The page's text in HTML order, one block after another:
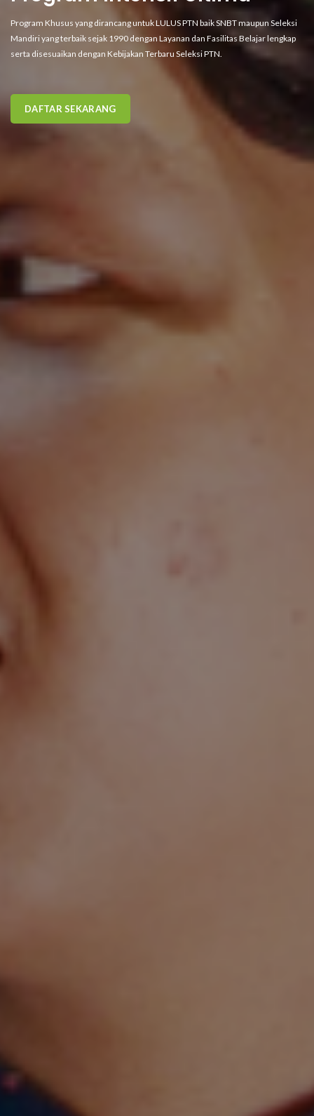
Program Khusus yang dirancang untuk LULUS PTN baik SNBT maupun Seleksi
Mandiri yang terbaik sejak 1990 dengan Layanan dan Fasilitas Belajar lengkap
serta disesuaikan dengan Kebijakan Terbaru Seleksi PTN.
DAFTAR SEKARANG